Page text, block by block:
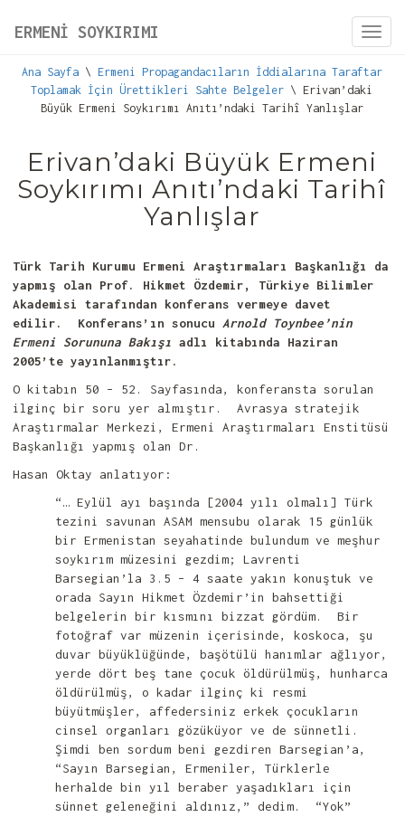
ERMENİ SOYKIRIMI
Ana Sayfa\ Ermeni Propagandacıların İddialarına Taraftar
Toplamak İçin Ürettikleri Sahte Belgeler \ Erivan’daki
Büyük Ermeni Soykırımı Anıtı’ndaki Tarihî Yanlışlar
Erivan’daki Büyük Ermeni
Soykırımı Anıtı’ndaki Tarihî
Yanlışlar
Türk Tarih Kurumu Ermeni Araştırmaları Başkanlığı da
yapmış olan Prof. Hikmet Özdemir, Türkiye Bilimler
Akademisi tarafından konferans vermeye davet
edilir. Konferans’ın sonucu Arnold Toynbee’nin
Ermeni Sorununa Bakışı adlı kitabında Haziran
2005’te yayınlanmıştır.
O kitabın 50 – 52. Sayfasında, konferansta sorulan
ilginç bir soru yer almıştır. Avrasya stratejik
Araştırmalar Merkezi, Ermeni Araştırmaları Enstitüsü
Başkanlığı yapmış olan Dr.
Hasan Oktay anlatıyor:
“… Eylül ayı başında [2004 yılı olmalı] Türk
tezini savunan ASAM mensubu olarak 15 günlük
bir Ermenistan seyahatinde bulundum ve meşhur
soykırım müzesini gezdim; Lavrenti
Barsegian’la 3.5 – 4 saate yakın konuştuk ve
orada Sayın Hikmet Özdemir’in bahsettiği
belgelerin bir kısmını bizzat gördüm. Bir
fotoğraf var müzenin içerisinde, koskoca, şu
duvar büyüklüğünde, başötülü hanımlar ağlıyor,
yerde dört beş tane çocuk öldürülmüş, hunharca
öldürülmüş, o kadar ilginç ki resmi
büyütmüşler, affedersiniz erkek çocukların
cinsel organları gözüküyor ve de sünnetli.
Şimdi ben sordum beni gezdiren Barsegian’a,
“Sayın Barsegian, Ermeniler, Türklerle
herhalde bin yıl beraber yaşadıkları için
sünnet geleneğini aldınız,” dedim. “Yok”